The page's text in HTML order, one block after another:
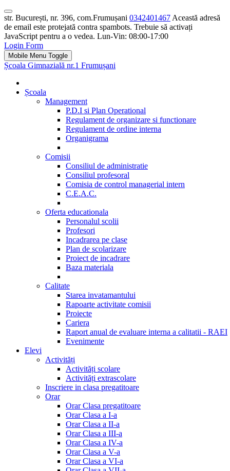
str. București, nr. 396, com.Frumușani 0342401467 Această adresă
de email este protejată contra spambots. Trebuie să activați
JavaScript pentru a o vedea. Lun-Vin: 08:00-17:00
Login Form
Mobile Menu Toggle
Școala Gimnazială nr.1 Frumușani
Școala
Management
P.D.I si Plan Operational
Regulament de organizare si functionare
Regulament de ordine interna
Organigrama
Comisii
Consiliul de administratie
Consiliul profesoral
Comisia de control managerial intern
C.E.A.C.
Oferta educationala
Personalul scolii
Profesori
Incadrarea pe clase
Plan de scolarizare
Proiect de incadrare
Baza materiala
Calitate
Starea invatamantului
Rapoarte activitate comisii
Proiecte
Cariera
Raport anual de evaluare interna a calitatii - RAEI
Evenimente
Elevi
Activități
Activități scolare
Activități extrascolare
Inscriere in clasa pregatitoare
Orar
Orar Clasa pregatitoare
Orar Clasa a I-a
Orar Clasa a II-a
Orar Clasa a III-a
Orar Clasa a IV-a
Orar Clasa a V-a
Orar Clasa a VI-a